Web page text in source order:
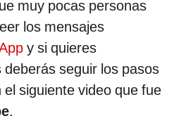
muy pocas personas
los mensajes
y si quieres
seguir los pasos
siguiente video que fue
.